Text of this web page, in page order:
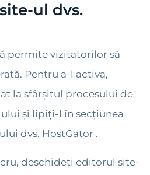
ul dvs.
permite vizitatorilor să
Pentru a-l activa,
la sfârșitul procesului de
și lipiți-l în secțiunea
dvs. HostGator .
deschideți editorul site-